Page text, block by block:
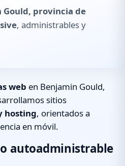
Gould, provincia de
, administrables y
web en Benjamin Gould,
sitios
hosting, orientados a
en móvil.
autoadministrable